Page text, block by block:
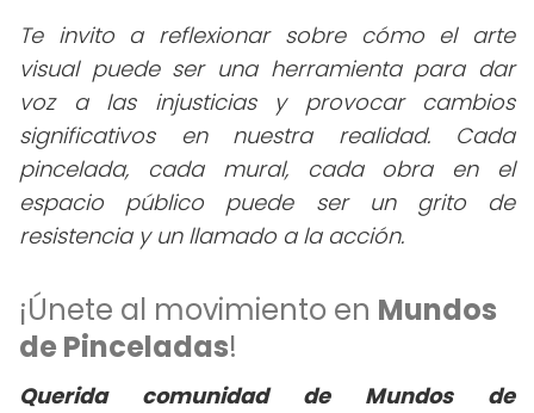
Te invito a reflexionar sobre cómo el arte
visual puede ser una herramienta para dar
voz a las injusticias y provocar cambios
significativos en nuestra realidad. Cada
pincelada, cada mural, cada obra en el
espacio público puede ser un grito de
resistencia y un llamado a la acción.
¡Únete al movimiento en Mundos
de Pinceladas!
Querida comunidad de Mundos de